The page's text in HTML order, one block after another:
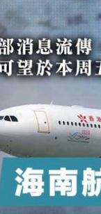
財經｜華僑銀行
財經｜滙豐上調香
本地｜假冒內地執
財經｜日經失守
財經｜恒隆10月換
財經｜韓股反覆波
財經｜內地7月美
財經｜日本春季三
國際｜特朗普料美
財經｜SA售股自